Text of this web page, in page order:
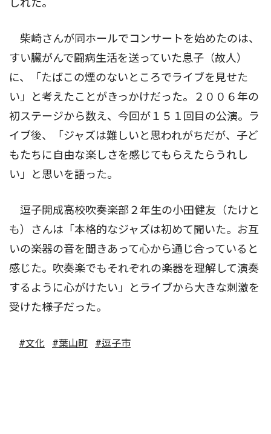
柴崎さんが同ホールでコンサートを始めたのは、
すい臓がんで闘病生活を送っていた息子（故人）
に、「たばこの煙のないところでライブを見せた
い」と考えたことがきっかけだった。２００６年の
初ステージから数え、今回が１５１回目の公演。ラ
イブ後、「ジャズは難しいと思われがちだが、子ど
もたちに自由な楽しさを感じてもらえたらうれし
い」と思いを語った。
逗子開成高校吹奏楽部２年生の小田健友（たけと
も）さんは「本格的なジャズは初めて聞いた。お互
いの楽器の音を聞きあって心から通じ合っていると
感じた。吹奏楽でもそれぞれの楽器を理解して演奏
するように心がけたい」とライブから大きな刺激を
受けた様子だった。
#文化 #葉山町 #逗子市